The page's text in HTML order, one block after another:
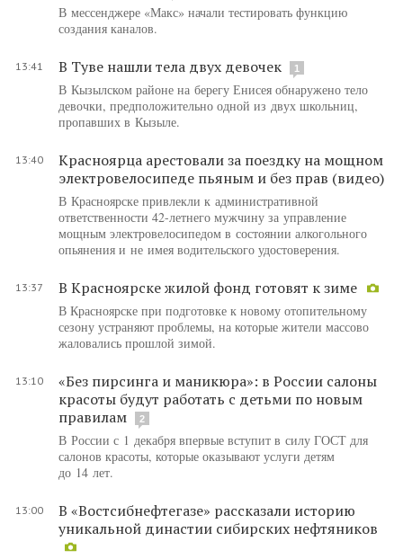
В мессенджере «Макс» начали тестировать функцию
создания каналов.
13:41 В Туве нашли тела двух девочек 1
В Кызылском районе на берегу Енисея обнаружено тело
девочки, предположительно одной из двух школьниц,
пропавших в Кызыле.
13:40
Красноярца арестовали за поездку на мощном
электровелосипеде пьяным и без прав (видео)
В Красноярске привлекли к административной
ответственности 42-летнего мужчину за управление
мощным электровелосипедом в состоянии алкогольного
опьянения и не имея водительского удостоверения.
13:37 В Красноярске жилой фонд готовят к зиме
В Красноярске при подготовке к новому отопительному
сезону устраняют проблемы, на которые жители массово
жаловались прошлой зимой.
13:10
«Без пирсинга и маникюра»: в России салоны
красоты будут работать с детьми по новым
правилам
2
В России с 1 декабря впервые вступит в силу ГОСТ для
салонов красоты, которые оказывают услуги детям
до 14 лет.
13:00
В «Востсибнефтегазе» рассказали историю
уникальной династии сибирских нефтяников